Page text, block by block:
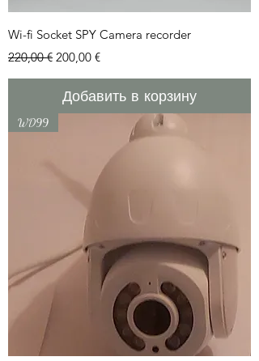
Wi-fi Socket SPY Camera recorder
Обычная цена
220,00 € Цена со скидкой
200,00 €
Добавить в корзину
WD99